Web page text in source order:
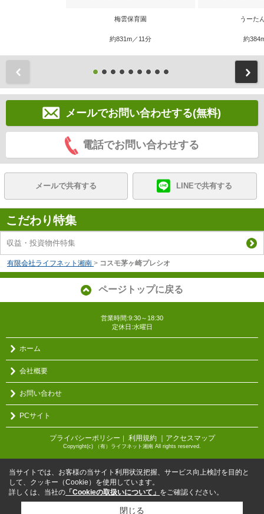
梅雲保育園
約831m／11分
うーた
約
メールでお問い合わせする(無料)
電話でお問い合わせする
メールで共有する LINEで共有する
こだわり特集
収益・投資物件特集
有限会社ライフネット湘南 > コスモ茅ヶ崎プレシオ
ページトップに戻る
営業時間:9:30～18:30
定休日:水曜日
ホーム
会社概要
お問い合わせ
PCサイト
プライバシーポリシー ｜ 利用規約 ｜アクセスマップ
Copyright(c) （有）ライフネット湘南 All rights reserved.
当サイトでは、お客様の当サイト利用状況把握、サービス向上検討を目的と
して、クッキー（Cookie）を使用しています。
詳しくは、当社の 「Cookieの取扱いについて」 をご確認ください。
閉じる